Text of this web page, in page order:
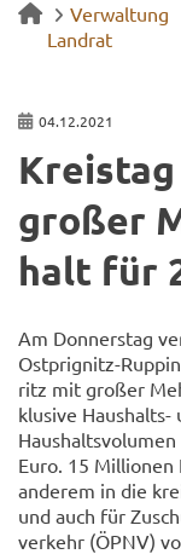
Verwaltung
Landrat
04.12.2021
gro­ßer
halt für
Am Don­ners­tag
Ostprignitz-​
ritz mit gro­ßer
klu­si­ve
Euro. 15
an­de­rem in die
und auch für
ver­kehr (ÖPNV)